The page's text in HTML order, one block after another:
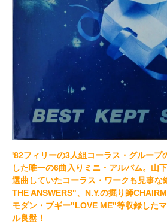
'82フィリーの3人組コーラス・グループ
した唯一の6曲入りミニ・アルバム。山
選曲していたコーラス・ワークも見事
THE ANSWERS"、N.Y.の掘り師
モダン・ブギー"LOVE ME"等収録した
ル良盤！